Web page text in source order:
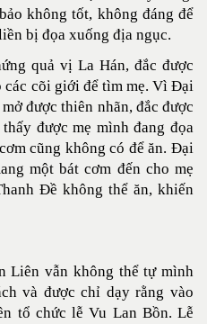
không tốt, không đáng để
bị đọa xuống địa ngục.
quả vị La Hán, đắc được
các cõi giới để tìm mẹ. Vì Đại
được thiên nhãn, đắc được
được mẹ mình đang đọa
cũng không có để ăn. Đại
một bát cơm đến cho mẹ
Đề không thể ăn, khiến
Liên vẫn không thể tự mình
và được chỉ dạy rằng vào
tổ chức lễ Vu Lan Bồn. Lễ